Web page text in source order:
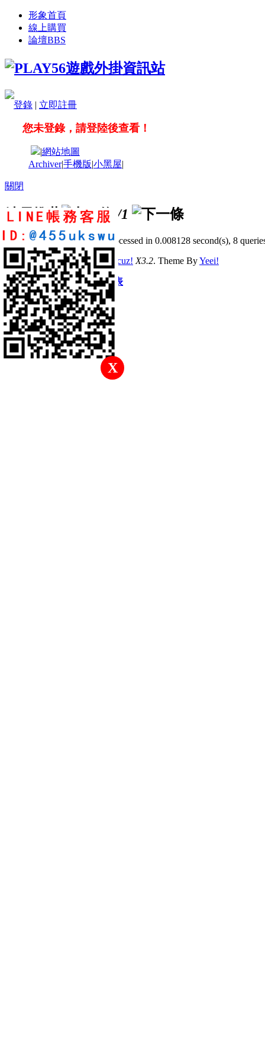
形象首頁
線上購買
論壇BBS
登錄 | 立即註冊
您未登錄，請登陸後查看！
X
|網站地圖
Archiver|手機版|小黑屋|
關閉
站長推薦 /1
GMT+8, 2026-8-7 13:27, Processed in 0.008128 second(s), 8
© 2001-2011 Powered byDiscuz! X3.2. Theme ByYeei!
快速回復 返回頂部 返回列表